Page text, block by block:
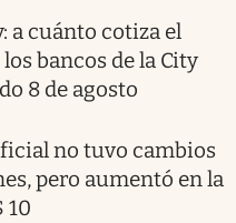
a cuánto cotiza el
bancos de la City
8 de agosto
no tuvo cambios
pero aumentó en la
10